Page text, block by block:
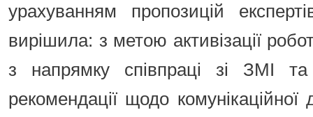
урахуванням пропозицій
вирішила: з метою активізації
з напрямку співпраці зі ЗМІ та
рекомендації щодо комунікаційної